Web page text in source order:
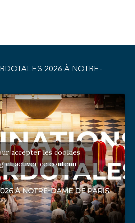
2026 À NOTRE-
accepter les cookies
et activer ce contenu